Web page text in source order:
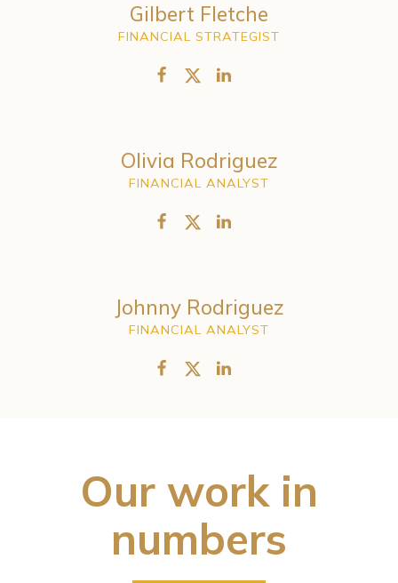
Gilbert Fletche
FINANCIAL STRATEGIST
Olivia Rodriguez
FINANCIAL ANALYST
Johnny Rodriguez
FINANCIAL ANALYST
Our work in
numbers